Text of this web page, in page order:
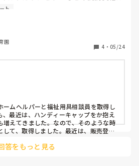
アップのために何か資格取りたいな
てらっしゃいますか？　保育や療育
に役立つものがいいなと思っていろ
ト
園
4 ・ 05/24
ームヘルパーと福祉用具相談員を取得し
、最近は、ハンディーキャップをか抱え
増えてきました。なので、そのような時
して、取得しました。最近は、販売登録
仕事に関係してくるので、取ってみたい
答をもっと見る